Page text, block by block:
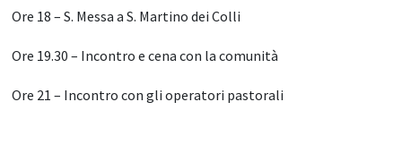
Ore 18 – S. Messa a S. Martino dei Colli
Ore 19.30 – Incontro e cena con la comunità
Ore 21 – Incontro con gli operatori pastorali